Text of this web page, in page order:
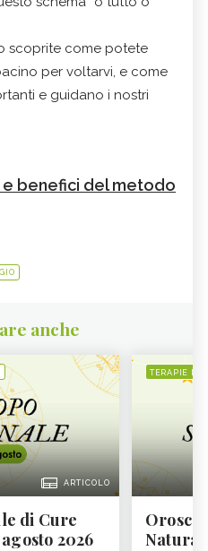
scoprite come potete
per voltarvi, e come
e guidano i nostri
benefici del metodo
anche
ARTICOLO
di Cure
2026
TERAPIE